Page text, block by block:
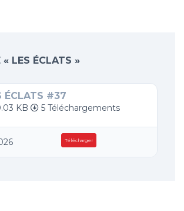
LES ÉCLATS »
ÉCLATS #37
KB 5 Téléchargements
Télécharger